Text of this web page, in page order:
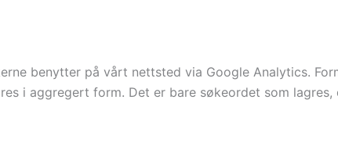
benytter på vårt nettsted via Google Analytics.
i aggregert form. Det er bare søkeordet som